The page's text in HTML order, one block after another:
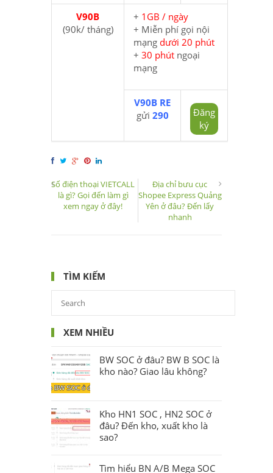
V90B
(90k/ tháng)
+ 1GB / ngày
+ Miễn phí gọi nội
mạng dưới 20 phút
+ 30 phút ngoại
mạng
V90B RE
gửi 290
Đăng
ký
Số điện thoại VIETCALL
là gì? Gọi đến làm gì
xem ngay ở đây!
Địa chỉ bưu cục
Shopee Express Quảng
Yên ở đâu? Đến lấy
nhanh
TÌM KIẾM
XEM NHIỀU
BW SOC ở đâu? BW B SOC là
kho nào? Giao lâu không?
Kho HN1 SOC , HN2 SOC ở
đâu? Đến kho, xuất kho là
sao?
Tìm hiểu BN A/B Mega SOC